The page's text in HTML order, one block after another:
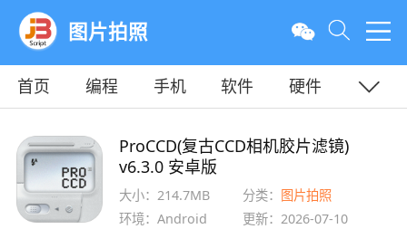
图片拍照
首页 编程 手机 软件
硬件
ProCCD(复古CCD相机胶片滤镜)
v6.3.0 安卓版
大小：214.7MB 分类： 图片拍照
环境：Android
更新：2026-07-10